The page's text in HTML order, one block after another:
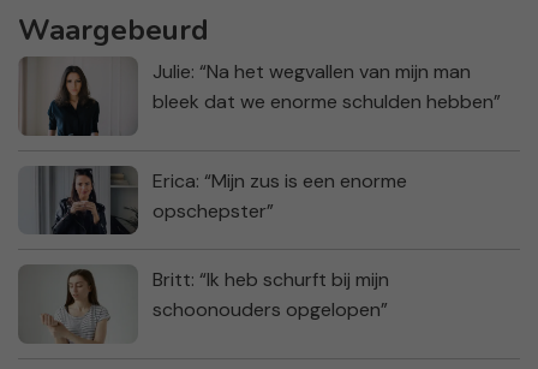
Waargebeurd
Julie: “Na het wegvallen van mijn man
bleek dat we enorme schulden hebben”
Erica: “Mijn zus is een enorme
opschepster”
Britt: “Ik heb schurft bij mijn
schoonouders opgelopen”